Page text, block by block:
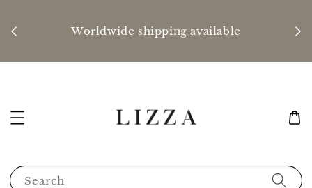
Worldwide shipping available
Search